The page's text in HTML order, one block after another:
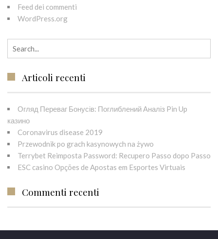
Feed dei commenti
WordPress.org
Search for:
Articoli recenti
Огляд Переваг Бонусів: Поглиблений Аналіз Pin Up
казино
Coronavirus disease 2019
Przewodnik po grach kasynowych na żywo
Terrybet Reimposta Password: Recupero Passo dopo Passo
ESC casino Opções de Apostas em Esportes Virtuais
Commenti recenti